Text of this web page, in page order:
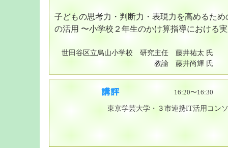
子どもの思考力・判断力・表現力を高めるた
の活用〜小学校２年生のかけ算指導における
世田谷区立烏山小学校 研究主任 藤井祐太 氏
教諭 藤井尚輝 氏
16:20〜16:30
東京学芸大学・３市連携IT活用コン